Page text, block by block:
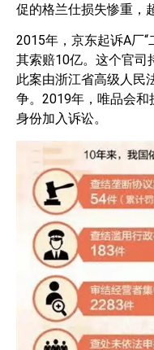
促的格兰仕损失惨重，
2015年，京东起诉A厂“
其索赔10亿。这个官司
此案由浙江省高级人民
争。2019年，唯品会和
身份加入诉讼。